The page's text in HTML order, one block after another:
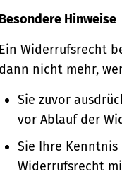
Besondere Hinweise
Ein Widerrufsrecht
dann nicht mehr,
Sie zuvor
vor Ablauf der
Sie Ihre
Widerrufsrecht